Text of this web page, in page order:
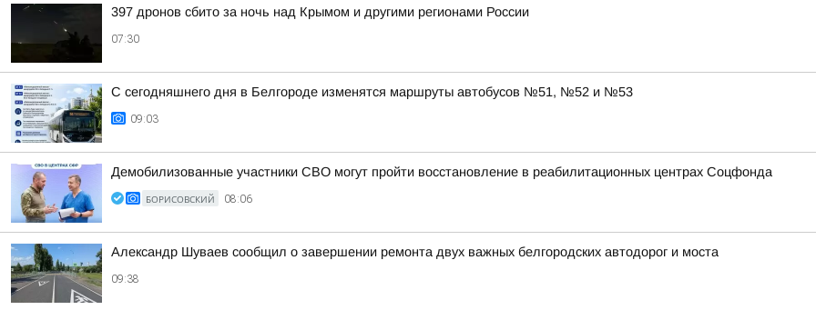
397 дронов сбито за ночь над Крымом и другими регионами России
07:30
С сегодняшнего дня в Белгороде изменятся маршруты автобусов №51, №52 и №53
09:03
Демобилизованные участники СВО могут пройти восстановление в реабилитационных центрах Соцфонда
БОРИСОВСКИЙ 08:06
Александр Шуваев сообщил о завершении ремонта двух важных белгородских автодорог и моста
09:38